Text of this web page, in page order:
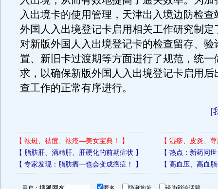
入出境卡的使用管理，天津出入境边防检查
外国人入出境登记卡启用相关工作研究制定
对新版外国人入出境登记卡的检查留存、验
置、新旧卡过渡期等方面进行了规范，统一
求，以确保新版外国人入出境登记卡启用后
查工作的正常有序进行。
[
【 祛斑、祛痘、祛疮—美女宝典！ 】 【 湿疹、皮炎、
【 脂肪肝、酒精肝、肝硬化的前期症状 】 【 热点：新药问
【 专家发现：脂肪瘤—也会变成癌症！ 】 【 高血压、高血